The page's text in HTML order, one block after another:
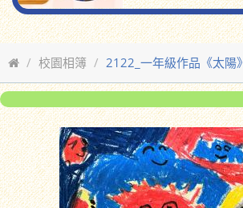
校園相簿 2122_一年級作品《太陽》